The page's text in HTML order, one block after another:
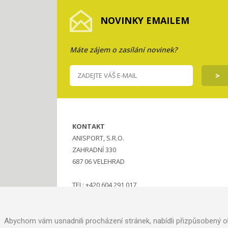
NOVINKY EMAILEM
Máte zájem o zasílání novinek?
KONTAKT
ANISPORT, S.R.O.
ZAHRADNÍ 330
687 06 VELEHRAD
TEL: +420 604 291 017
Abychom vám usnadnili procházení stránek, nabídli